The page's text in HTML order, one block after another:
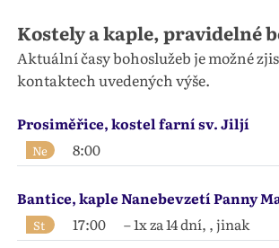
Kostely a kaple, pravidelné
Aktuální časy bohoslužeb je možné
kontaktech uvedených výše.
Prosiměřice, kostel farní sv. Jiljí
Ne 8:00
Bantice, kaple Nanebevzetí Panny
St 17:00 – 1x za 14 dní, , jinak